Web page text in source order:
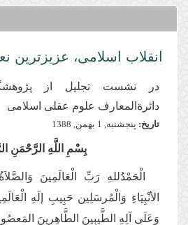
انقلاب اسلامی، عزیزترین
در نشست تجلیل از
دائرةالمعارف علوم عقلی اسلامی
تاریخ: پنجشنبه, 1 بهمن, 1388
بِسْمِ اللَّهِ الرَّحْمَنِ
الْحَمْدُللهِ رَبِّ الْعَالَمِینَ
الأنْبِیَاءِ وَالْمُرسَلِین حَبِیبِ إلَهِ
وَعَلَی آلِهِ الطَّیبِینَ الطَّاهِرِینَ